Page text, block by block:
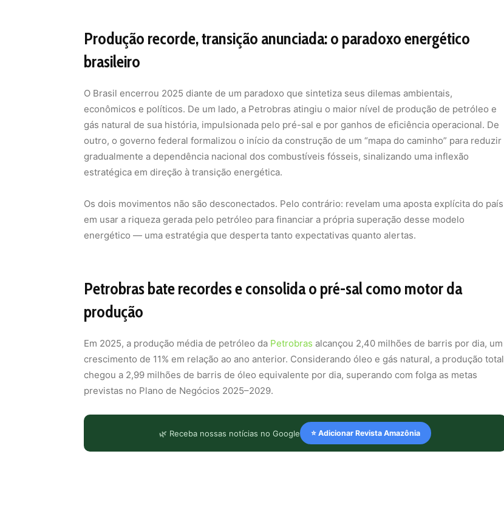
Produção recorde, transição anunciada: o paradoxo energético
brasileiro
O Brasil encerrou 2025 diante de um paradoxo que sintetiza seus dilemas ambientais,
econômicos e políticos. De um lado, a Petrobras atingiu o maior nível de produção de petróleo e
gás natural de sua história, impulsionada pelo pré-sal e por ganhos de eficiência operacional. De
outro, o governo federal formalizou o início da construção de um “mapa do caminho” para reduzir
gradualmente a dependência nacional dos combustíveis fósseis, sinalizando uma inflexão
estratégica em direção à transição energética.
Os dois movimentos não são desconectados. Pelo contrário: revelam uma aposta explícita do país
em usar a riqueza gerada pelo petróleo para financiar a própria superação desse modelo
energético — uma estratégia que desperta tanto expectativas quanto alertas.
Petrobras bate recordes e consolida o pré-sal como motor da
produção
Em 2025, a produção média de petróleo da Petrobras alcançou 2,40 milhões de barris por dia, um
crescimento de 11% em relação ao ano anterior. Considerando óleo e gás natural, a produção total
chegou a 2,99 milhões de barris de óleo equivalente por dia, superando com folga as metas
previstas no Plano de Negócios 2025–2029.
🌿 Receba nossas notícias no Google ⭐ Adicionar Revista Amazônia